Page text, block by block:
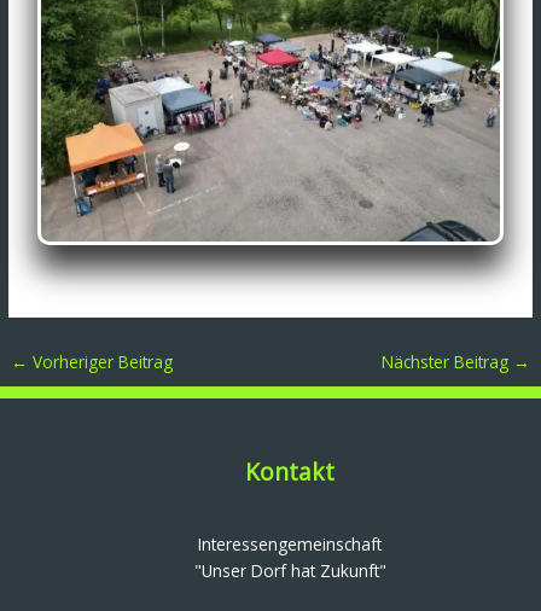
← Vorheriger Beitrag Nächster Beitrag →
Kontakt
Interessengemeinschaft
"Unser Dorf hat Zukunft"